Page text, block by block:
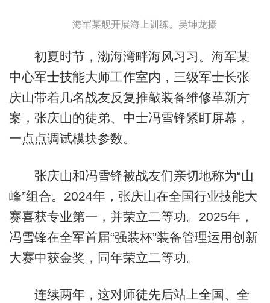
海军某舰开展海上训练。吴坤龙摄
初夏时节，渤海湾畔海风习习。海军某
中心军士技能大师工作室内，三级军士长张
庆山带着几名战友反复推敲装备维修革新方
案，张庆山的徒弟、中士冯雪锋紧盯屏幕，
一点点调试模块参数。
张庆山和冯雪锋被战友们亲切地称为“山
峰”组合。2024年，张庆山在全国行业技能大
赛喜获专业第一，并荣立二等功。2025年，
冯雪锋在全军首届“强装杯”装备管理运用创新
大赛中获金奖，同年荣立二等功。
连续两年，这对师徒先后站上全国、全